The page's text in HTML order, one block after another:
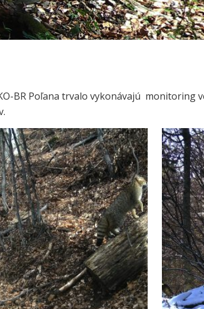
BR Poľana trvalo vykonávajú monitoring